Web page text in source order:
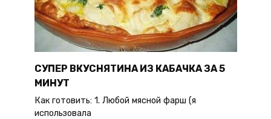
СУПЕР ВКУСНЯТИНА ИЗ КАБАЧКА ЗА 5
МИНУТ
Как готовить: 1. Любой мясной фарш (я
использовала